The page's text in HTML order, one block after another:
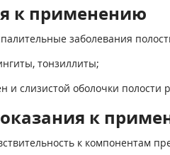
к применению
заболевания
тонзиллиты;
и слизистой оболочки полости
к
к компонентам